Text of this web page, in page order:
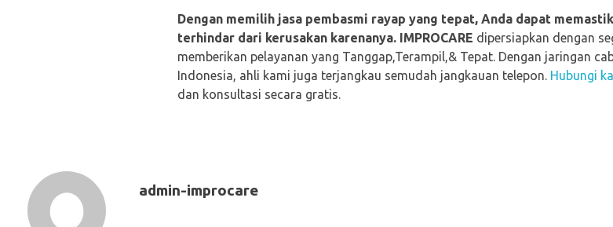
Dengan memilih jasa pembasmi rayap yang tepat, Anda dapat
terhindar dari kerusakan karenanya. IMPROCARE dipersiapkan dengan
memberikan pelayanan yang Tanggap,Terampil,& Tepat. Dengan jaringan
Indonesia, ahli kami juga terjangkau semudah jangkauan telepon. Hubungi
dan konsultasi secara gratis.
admin-improcare